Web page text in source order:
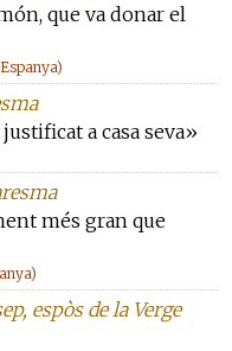
que va donar el
a casa seva»
més gran que
espòs de la Verge